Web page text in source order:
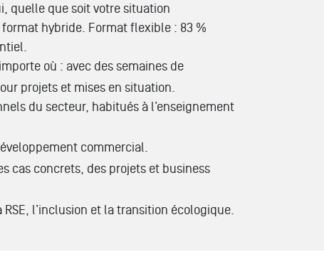
quelle que soit votre situation
hybride. Format flexible : 83 %
où : avec des semaines de
projets et mises en situation.
du secteur, habitués à l’enseignement
commercial.
cas concrets, des projets et business
l’inclusion et la transition écologique.